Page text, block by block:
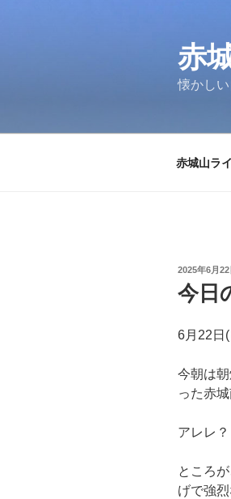
赤
懐かし
赤城山ラ
投
日:
2025年6月22
今日
6月22日(
今朝は
った赤城
アレレ
ところ
げで強